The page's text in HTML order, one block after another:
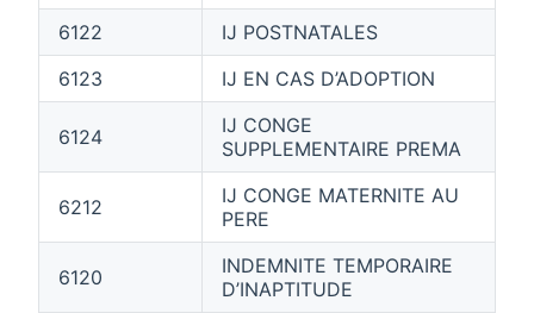
6122
IJ POSTNATALES
6123
IJ EN CAS D’ADOPTION
6124
IJ CONGE
SUPPLEMENTAIRE PREMA
6212
IJ CONGE MATERNITE AU
PERE
6120
INDEMNITE TEMPORAIRE
D’INAPTITUDE